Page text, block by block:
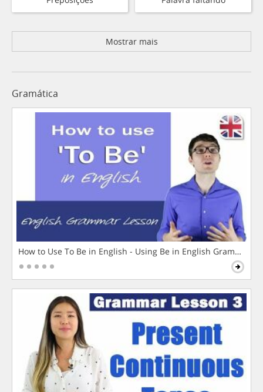
Mostrar mais
Gramática
How to Use To Be in English - Using Be in English Grammar